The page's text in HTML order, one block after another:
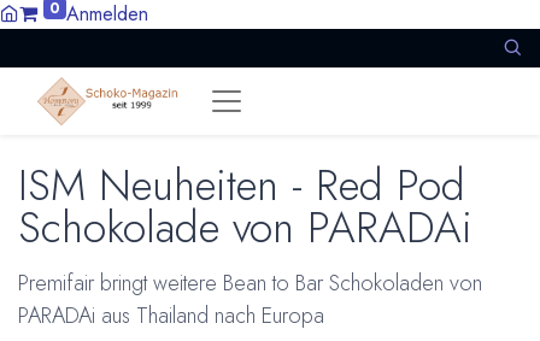
0 Anmelden
ISM Neuheiten - Red Pod
Schokolade von PARADAi
Premifair bringt weitere Bean to Bar Schokoladen von
PARADAi aus Thailand nach Europa